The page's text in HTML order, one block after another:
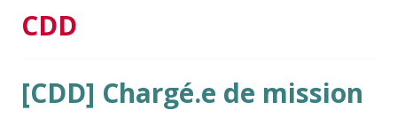
CDD
[CDD] Chargé.e de mission